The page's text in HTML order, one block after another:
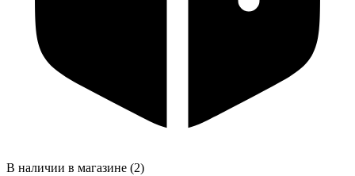
В наличии в магазине (2)